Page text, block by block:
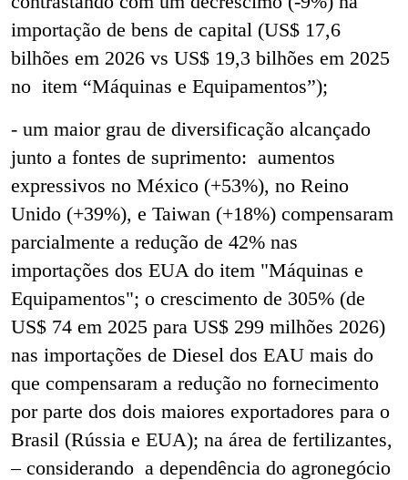
importação de bens de capital (US$ 17,6
bilhões em 2026 vs US$ 19,3 bilhões em 2025
no item “Máquinas e Equipamentos”);
- um maior grau de diversificação alcançado
junto a fontes de suprimento: aumentos
expressivos no México (+53%), no Reino
Unido (+39%), e Taiwan (+18%) compensaram
parcialmente a redução de 42% nas
importações dos EUA do item "Máquinas e
Equipamentos"; o crescimento de 305% (de
US$ 74 em 2025 para US$ 299 milhões 2026)
nas importações de Diesel dos EAU mais do
que compensaram a redução no fornecimento
por parte dos dois maiores exportadores para o
Brasil (Rússia e EUA); na área de fertilizantes,
– considerando a dependência do agronegócio